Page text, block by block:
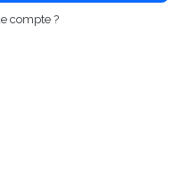
compte ?